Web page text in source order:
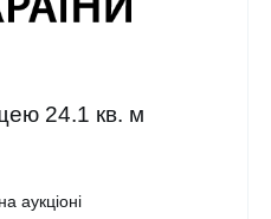
24.1 кв. м
аукціоні